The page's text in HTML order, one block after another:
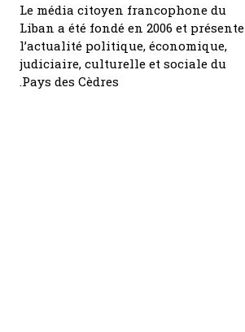
Le média citoyen francophone du
Liban a été fondé en 2006 et présente
l’actualité politique, économique,
judiciaire, culturelle et sociale du
Pays des Cèdres.